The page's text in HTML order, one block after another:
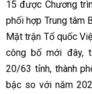
15 được Chương
phối hợp Trung tâm
Mặt trận Tổ quốc
công bố mới đây,
20/63 tỉnh, thành
bậc so với năm